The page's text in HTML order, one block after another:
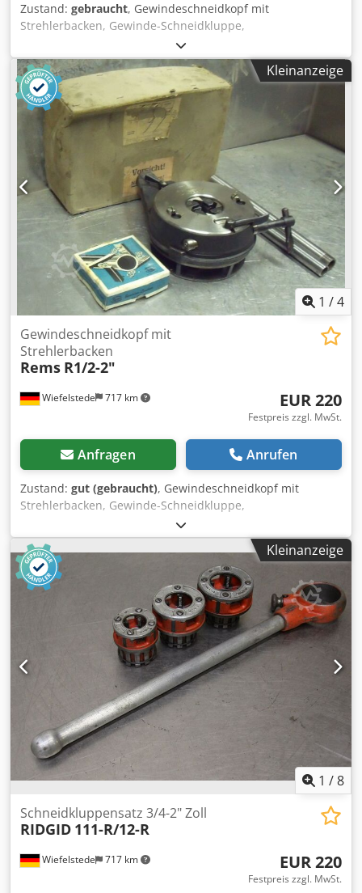
Zustand: gebraucht, Gewindeschneidkopf mit
Strehlerbacken, Gewinde-Schneidkluppe,
Gewindeschneidmaschine, Rohrgewinde-Schneide -Zoll
Gewinde: 1/4 - 1 Zoll -Abmessungen: 550/120/100 mm -
Gewicht: 4,7 kg Cjdpfxsd Scp Ue Am Rsrf
Kleinanzeige
1 /4
Wiefelstede 717 km
Gewindeschneidkopf mit
Strehlerbacken
Rems R1/2-2"
EUR 220
Festpreis zzgl. MwSt.
Anfragen Anrufen
Zustand: gut (gebraucht), Gewindeschneidkopf mit
Strehlerbacken, Gewinde-Schneidkluppe,
Gewindeschneidmaschine, Rohrgewinde-Schneide Codpeb
A N Uqofx Am Rerf -Zoll Gewinde: 1/2"- 2" Zoll -Verpackt:
im Kontakt -Gewicht: 15 kg
Kleinanzeige
1 /8
Wiefelstede 717 km
Schneidkluppensatz 3/4-2" Zoll
RIDGID 111-R/12-R
EUR 220
Festpreis zzgl. MwSt.